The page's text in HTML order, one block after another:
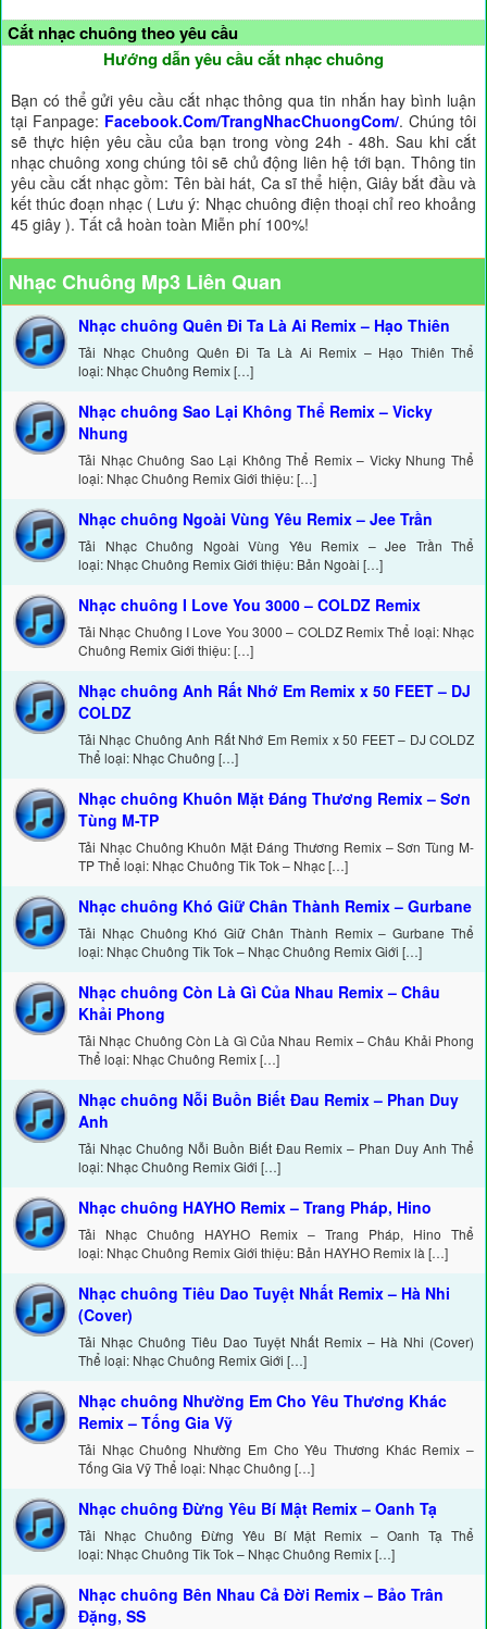
Cắt nhạc chuông theo yêu cầu
Hướng dẫn yêu cầu cắt nhạc chuông
Bạn có thể gửi yêu cầu cắt nhạc thông qua tin nhắn hay bình luận
tại Fanpage: Facebook.Com/TrangNhacChuongCom/. Chúng tôi
sẽ thực hiện yêu cầu của bạn trong vòng 24h - 48h. Sau khi cắt
nhạc chuông xong chúng tôi sẽ chủ động liên hệ tới bạn. Thông tin
yêu cầu cắt nhạc gồm: Tên bài hát, Ca sĩ thể hiện, Giây bắt đầu và
kết thúc đoạn nhạc ( Lưu ý: Nhạc chuông điện thoại chỉ reo khoảng
45 giây ). Tất cả hoàn toàn Miễn phí 100%!
Nhạc Chuông Mp3 Liên Quan
Nhạc chuông Quên Đi Ta Là Ai Remix – Hạo Thiên
Tải Nhạc Chuông Quên Đi Ta Là Ai Remix – Hạo Thiên Thể
loại: Nhạc Chuông Remix […]
Nhạc chuông Sao Lại Không Thể Remix – Vicky
Nhung
Tải Nhạc Chuông Sao Lại Không Thể Remix – Vicky Nhung Thể
loại: Nhạc Chuông Remix Giới thiệu: […]
Nhạc chuông Ngoài Vùng Yêu Remix – Jee Trần
Tải Nhạc Chuông Ngoài Vùng Yêu Remix – Jee Trần Thể
loại: Nhạc Chuông Remix Giới thiệu: Bản Ngoài […]
Nhạc chuông I Love You 3000 – COLDZ Remix
Tải Nhạc Chuông I Love You 3000 – COLDZ Remix Thể loại: Nhạc
Chuông Remix Giới thiệu: […]
Nhạc chuông Anh Rất Nhớ Em Remix x 50 FEET – DJ
COLDZ
Tải Nhạc Chuông Anh Rất Nhớ Em Remix x 50 FEET – DJ COLDZ
Thể loại: Nhạc Chuông […]
Nhạc chuông Khuôn Mặt Đáng Thương Remix – Sơn
Tùng M-TP
Tải Nhạc Chuông Khuôn Mặt Đáng Thương Remix – Sơn Tùng M-
TP Thể loại: Nhạc Chuông Tik Tok – Nhạc […]
Nhạc chuông Khó Giữ Chân Thành Remix – Gurbane
Tải Nhạc Chuông Khó Giữ Chân Thành Remix – Gurbane Thể
loại: Nhạc Chuông Tik Tok – Nhạc Chuông Remix Giới […]
Nhạc chuông Còn Là Gì Của Nhau Remix – Châu
Khải Phong
Tải Nhạc Chuông Còn Là Gì Của Nhau Remix – Châu Khải Phong
Thể loại: Nhạc Chuông Remix […]
Nhạc chuông Nỗi Buồn Biết Đau Remix – Phan Duy
Anh
Tải Nhạc Chuông Nỗi Buồn Biết Đau Remix – Phan Duy Anh Thể
loại: Nhạc Chuông Remix Giới […]
Nhạc chuông HAYHO Remix – Trang Pháp, Hino
Tải Nhạc Chuông HAYHO Remix – Trang Pháp, Hino Thể
loại: Nhạc Chuông Remix Giới thiệu: Bản HAYHO Remix là […]
Nhạc chuông Tiêu Dao Tuyệt Nhất Remix – Hà Nhi
(Cover)
Tải Nhạc Chuông Tiêu Dao Tuyệt Nhất Remix – Hà Nhi (Cover)
Thể loại: Nhạc Chuông Remix Giới […]
Nhạc chuông Nhường Em Cho Yêu Thương Khác
Remix – Tống Gia Vỹ
Tải Nhạc Chuông Nhường Em Cho Yêu Thương Khác Remix –
Tống Gia Vỹ Thể loại: Nhạc Chuông […]
Nhạc chuông Đừng Yêu Bí Mật Remix – Oanh Tạ
Tải Nhạc Chuông Đừng Yêu Bí Mật Remix – Oanh Tạ Thể
loại: Nhạc Chuông Tik Tok – Nhạc Chuông Remix […]
Nhạc chuông Bên Nhau Cả Đời Remix – Bảo Trân
Đặng, SS